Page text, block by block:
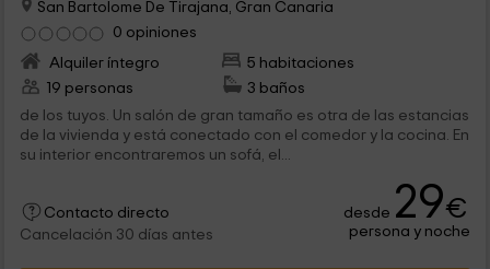
San Bartolome De Tirajana, Gran Canaria
0 opiniones
Alquiler íntegro
5 habitaciones
19 personas
3 baños
de los tuyos. Un salón de gran tamaño es otra de las estancias
de la vivienda y está conectado con el comedor y la cocina. En
su interior encontraremos un sofá, el...
Contacto directo
Cancelación 30 días antes
desde 29€
persona y noche